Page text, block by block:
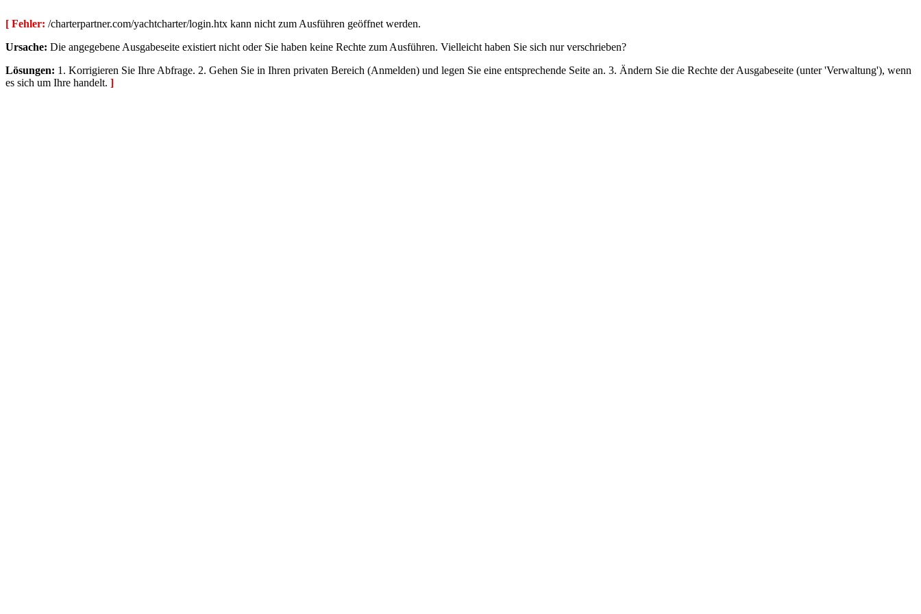
[ Fehler: /charterpartner.com/yachtcharter/login.htx kann nicht zum Ausführen geöffnet werden.
Ursache: Die angegebene Ausgabeseite existiert nicht oder Sie haben keine Rechte zum Ausführen. Vielleicht haben Sie sich nur verschrieben?
Lösungen: 1. Korrigieren Sie Ihre Abfrage. 2. Gehen Sie in Ihren privaten Bereich (Anmelden) und legen Sie eine entsprechende Seite an. 3. Ändern Sie die Rechte der Ausgabeseite (unter 'Verwaltung'), wenn
es sich um Ihre handelt. ]